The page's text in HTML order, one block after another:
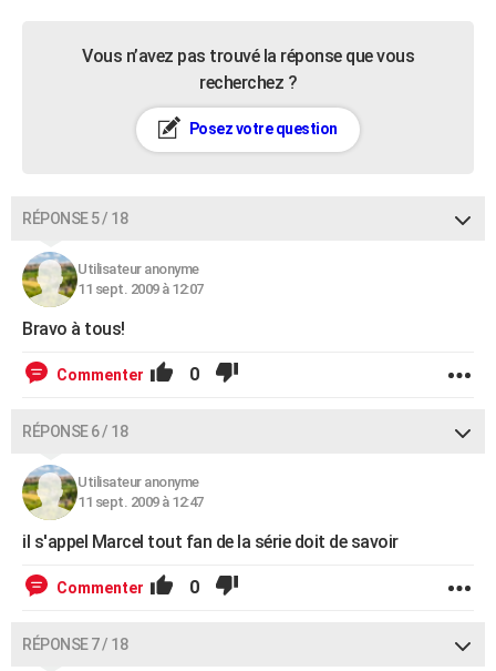
Vous n’avez pas trouvé la réponse que vous
recherchez ?
Posez votre question
RÉPONSE 5 / 18
Utilisateur anonyme
11 sept. 2009 à 12:07
Bravo à tous!
Commenter 0
RÉPONSE 6 / 18
Utilisateur anonyme
11 sept. 2009 à 12:47
il s'appel Marcel tout fan de la série doit de savoir
Commenter 0
RÉPONSE 7 / 18